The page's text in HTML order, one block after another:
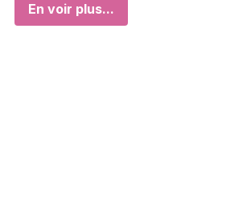
En voir plus...